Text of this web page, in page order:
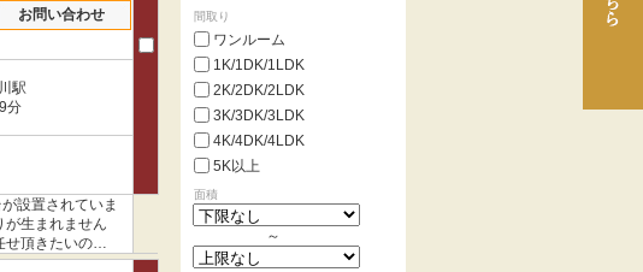
お問い合わせ
駅
分
設置されていま
が生まれません
せ頂きたいので
間取り
ワンルーム
1K/1DK/1LDK
2K/2DK/2LDK
3K/3DK/3LDK
4K/4DK/4LDK
5K以上
面積
～